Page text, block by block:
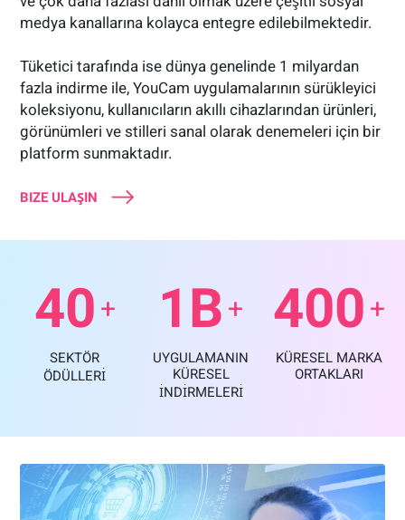
medya kanallarına kolayca entegre edilebilmektedir.
Tüketici tarafında ise dünya genelinde 1 milyardan
fazla indirme ile, YouCam uygulamalarının sürükleyici
koleksiyonu, kullanıcıların akıllı cihazlarından ürünleri,
görünümleri ve stilleri sanal olarak denemeleri için bir
platform sunmaktadır.
BIZE ULAŞIN
40 +
SEKTÖR
ÖDÜLLERİ
1B +
UYGULAMANIN
KÜRESEL
İNDİRMELERİ
400 +
KÜRESEL MARKA
ORTAKLARI